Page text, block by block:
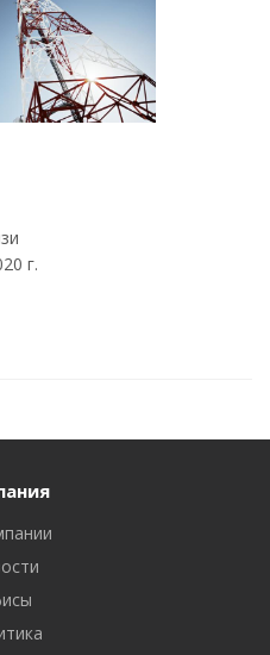
г.